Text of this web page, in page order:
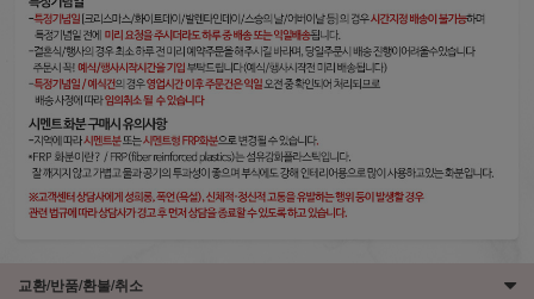
교환/반품/환불/취소